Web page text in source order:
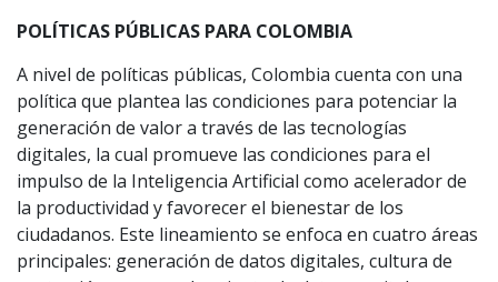
POLÍTICAS PÚBLICAS PARA COLOMBIA
A nivel de políticas públicas, Colombia cuenta con una
política que plantea las condiciones para potenciar la
generación de valor a través de las tecnologías
digitales, la cual promueve las condiciones para el
impulso de la Inteligencia Artificial como acelerador de
la productividad y favorecer el bienestar de los
ciudadanos. Este lineamiento se enfoca en cuatro áreas
principales: generación de datos digitales, cultura de